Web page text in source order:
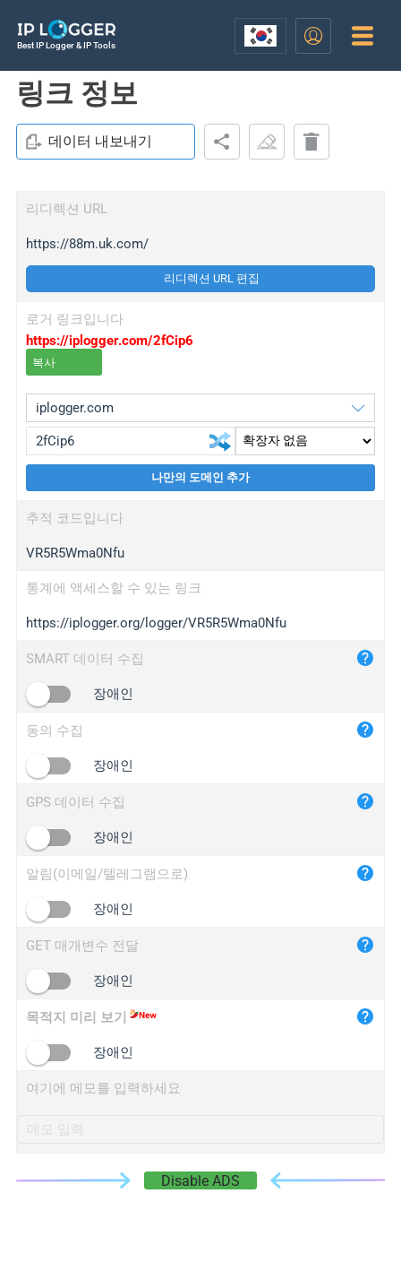
Best IP Logger & IP Tools
링크 정보
데이터 내보내기
리디렉션 URL
https://88m.uk.com/
리디렉션 URL 편집
로거 링크입니다
https://iplogger.com/2fCip6
복사
wl.gl
ed.tc
bc.ax
iplogger.com
maper.info
2no.co
yip.su
iplogger.info
iplogger.cn
나만의 도메인 추가
추적 코드입니다
VR5R5Wma0Nfu
통계에 액세스할 수 있는 링크
https://iplogger.org/logger/VR5R5Wma0Nfu
SMART 데이터 수집
장애인
동의 수집
장애인
GPS 데이터 수집
장애인
알림(이메일/텔레그램으로)
장애인
GET 매개변수 전달
장애인
목적지 미리 보기
장애인
여기에 메모를 입력하세요
Disable ADS